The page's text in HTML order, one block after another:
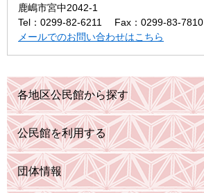
鹿嶋市宮中2042-1
Tel：0299-82-6211
Fax：0299-83-7810
メールでのお問い合わせはこちら
各地区公民館から探す
公民館を利用する
団体情報